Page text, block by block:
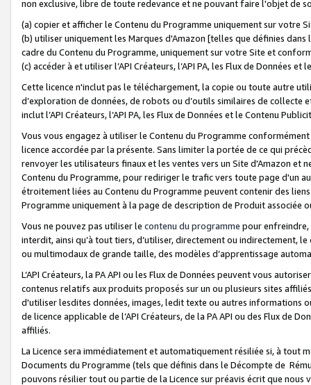
non exclusive, libre de toute redevance et ne pouvant faire l'objet de
(a) copier et afficher le Contenu du Programme uniquement sur votre
(b) utiliser uniquement les Marques d'Amazon [telles que définies dans
cadre du Contenu du Programme, uniquement sur votre Site et
(c) accéder à et utiliser l’API Créateurs, l’API PA, les Flux de Données
Cette licence n'inclut pas le téléchargement, la copie ou toute autre
d’exploration de données, de robots ou d’outils similaires de
inclut l’API Créateurs, l’API PA, les Flux de Données et le Contenu
Vous vous engagez à utiliser le Contenu du Programme
licence accordée par la présente. Sans limiter la portée de ce qui
renvoyer les utilisateurs finaux et les ventes vers un Site d'Amazon et
Contenu du Programme, pour rediriger le trafic vers toute page d'un
étroitement liées au Contenu du Programme peuvent contenir des
Programme uniquement à la page de description de Produit associée
Vous ne pouvez pas utiliser le contenu du programme pour
interdit, ainsi qu’à tout tiers, d’utiliser, directement ou indirectement,
ou multimodaux de grande taille, des modèles d’apprentissage
L’API Créateurs, la PA API ou les Flux de Données peuvent vous
contenus relatifs aux produits proposés sur un ou plusieurs sites
d'utiliser lesdites données, images, ledit texte ou autres informations
de licence applicable de l’API Créateurs, de la PA API ou des Flux de
affiliés.
La Licence sera immédiatement et automatiquement résiliée si, à
Documents du Programme (tels que définis dans le Décompte de
pouvons résilier tout ou partie de la Licence sur préavis écrit que